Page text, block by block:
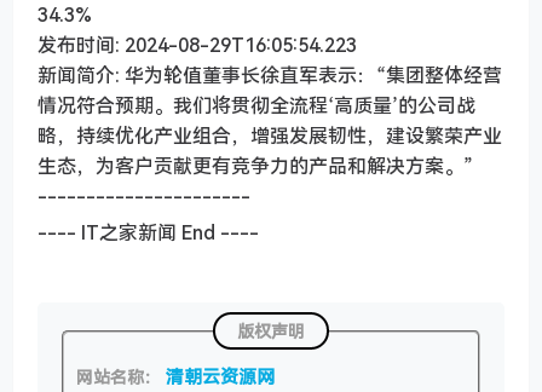
34.3%
发布时间: 2024-08-29T16:05:54.223
新闻简介: 华为轮值董事长徐直军表示：“集团整体经营
情况符合预期。我们将贯彻全流程‘高质量’的公司战
略，持续优化产业组合，增强发展韧性，建设繁荣产业
生态，为客户贡献更有竞争力的产品和解决方案。”
----------------------
---- IT之家新闻 End ----
版权声明
网站名称： 清朝云资源网